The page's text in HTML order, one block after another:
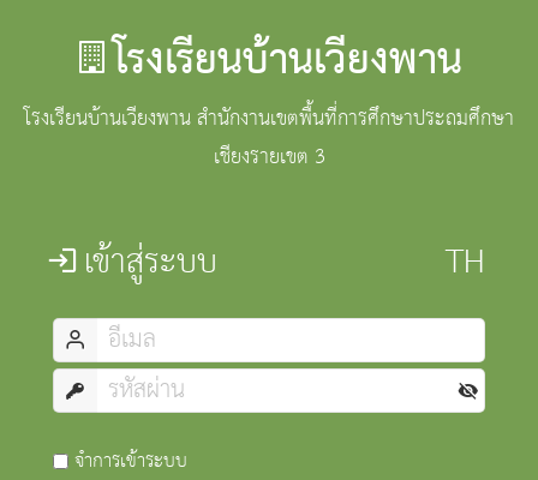
โรงเรียนบ้านเวียงพาน
โรงเรียนบ้านเวียงพาน สำนักงานเขตพื้นที่การศึกษาประถมศึกษา
เชียงรายเขต 3
เข้าสู่ระบบ
จำการเข้าระบบ